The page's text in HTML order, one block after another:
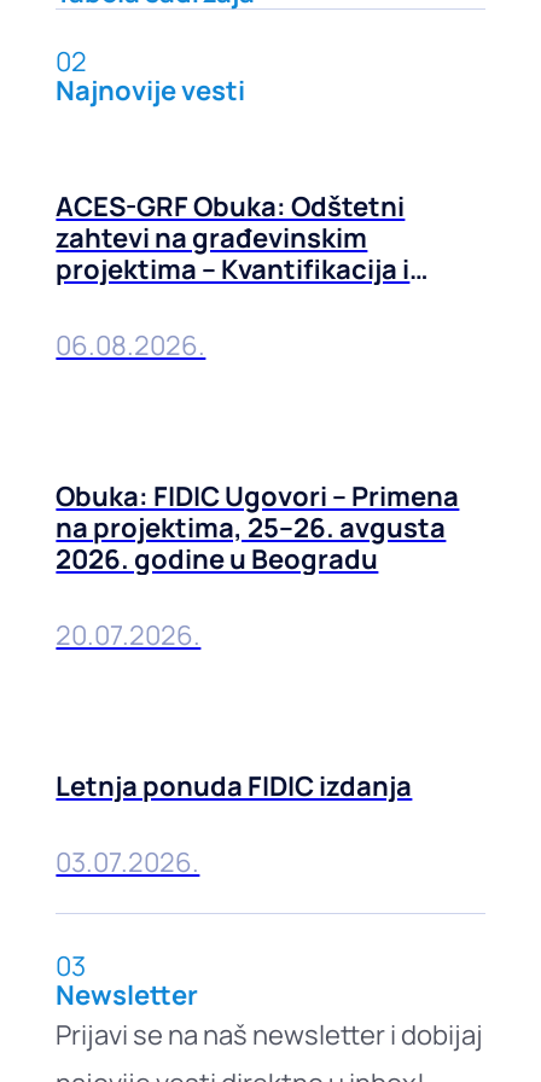
02
Najnovije vesti
ACES-GRF Obuka: Odštetni
zahtevi na građevinskim
projektima – Kvantifikacija i
2026. u Beogradu
06.08.2026.
Obuka: FIDIC Ugovori – Primena
na projektima, 25–26. avgusta
2026. godine u Beogradu
20.07.2026.
Letnja ponuda FIDIC izdanja
03.07.2026.
03
Newsletter
Prijavi se na naš newsletter i dobijaj